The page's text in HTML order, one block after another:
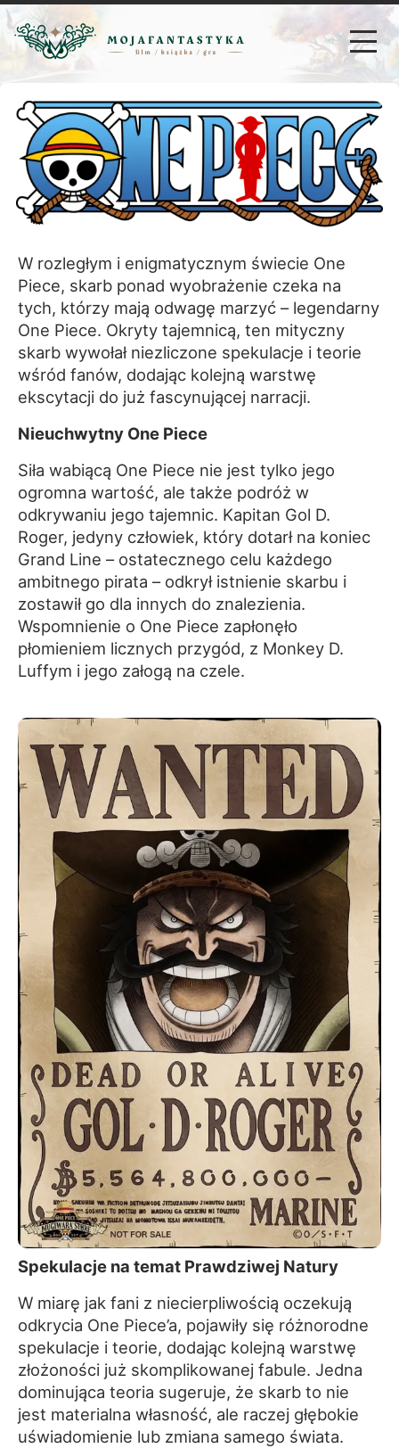
W rozległym i enigmatycznym świecie One
Piece, skarb ponad wyobrażenie czeka na
tych, którzy mają odwagę marzyć – legendarny
One Piece. Okryty tajemnicą, ten mityczny
skarb wywołał niezliczone spekulacje i teorie
wśród fanów, dodając kolejną warstwę
ekscytacji do już fascynującej narracji.
Nieuchwytny One Piece
Siła wabiącą One Piece nie jest tylko jego
ogromna wartość, ale także podróż w
odkrywaniu jego tajemnic. Kapitan Gol D.
Roger, jedyny człowiek, który dotarł na koniec
Grand Line – ostatecznego celu każdego
ambitnego pirata – odkrył istnienie skarbu i
zostawił go dla innych do znalezienia.
Wspomnienie o One Piece zapłonęło
płomieniem licznych przygód, z Monkey D.
Luffym i jego załogą na czele.
Spekulacje na temat Prawdziwej Natury
W miarę jak fani z niecierpliwością oczekują
odkrycia One Piece’a, pojawiły się różnorodne
spekulacje i teorie, dodając kolejną warstwę
złożoności już skomplikowanej fabule. Jedna
dominująca teoria sugeruje, że skarb to nie
jest materialna własność, ale raczej głębokie
uświadomienie lub zmiana samego świata.